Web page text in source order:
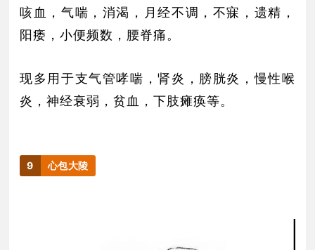
咳血，气喘，消渴，月经不调，不寐，遗精，
阳痿，小便频数，腰脊痛。
现多用于支气管哮喘，肾炎，膀胱炎，慢性喉
炎，神经衰弱，贫血，下肢瘫痪等。
9 心包大陵